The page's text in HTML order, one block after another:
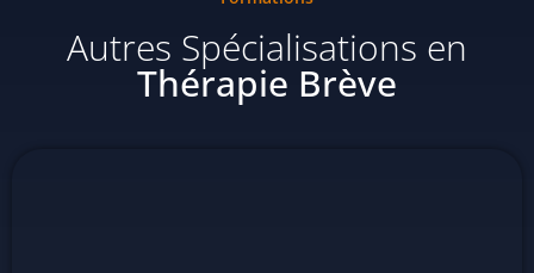
Autres Spécialisations en
Thérapie Brève